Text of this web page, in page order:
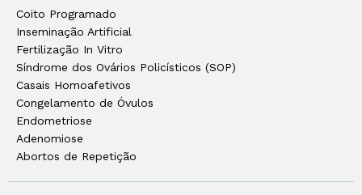
Coito Programado
Inseminação Artificial
Fertilização In Vitro
Síndrome dos Ovários Policísticos (SOP)
Casais Homoafetivos
Congelamento de Óvulos
Endometriose
Adenomiose
Abortos de Repetição